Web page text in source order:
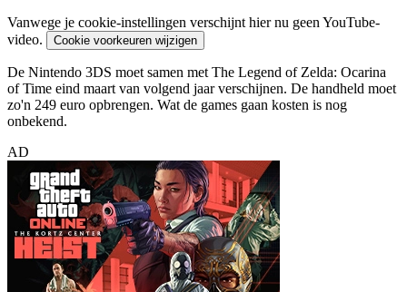
Vanwege je cookie-instellingen verschijnt hier nu geen YouTube-
video.
Cookie voorkeuren wijzigen
De Nintendo 3DS moet samen met The Legend of Zelda: Ocarina
of Time eind maart van volgend jaar verschijnen. De handheld moet
zo'n 249 euro opbrengen. Wat de games gaan kosten is nog
onbekend.
AD